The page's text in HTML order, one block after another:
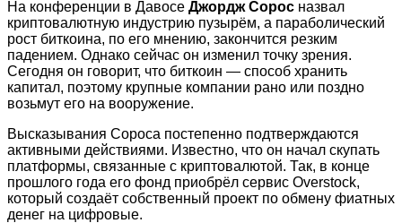
На конференции в Давосе Джордж Сорос назвал
криптовалютную индустрию пузырём, а параболический
рост биткоина, по его мнению, закончится резким
падением. Однако сейчас он изменил точку зрения.
Сегодня он говорит, что биткоин — способ хранить
капитал, поэтому крупные компании рано или поздно
возьмут его на вооружение.
Высказывания Сороса постепенно подтверждаются
активными действиями. Известно, что он начал скупать
платформы, связанные с криптовалютой. Так, в конце
прошлого года его фонд приобрёл сервис Overstock,
который создаёт собственный проект по обмену фиатных
денег на цифровые.